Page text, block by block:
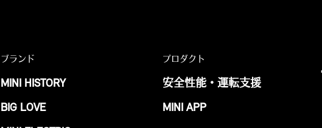
ブランド
MINI HISTORY
BIG LOVE
プロダクト
安全性能・運転支援
MINI APP